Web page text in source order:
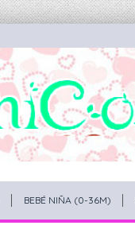
BEBÉ NIÑA (0-36M)